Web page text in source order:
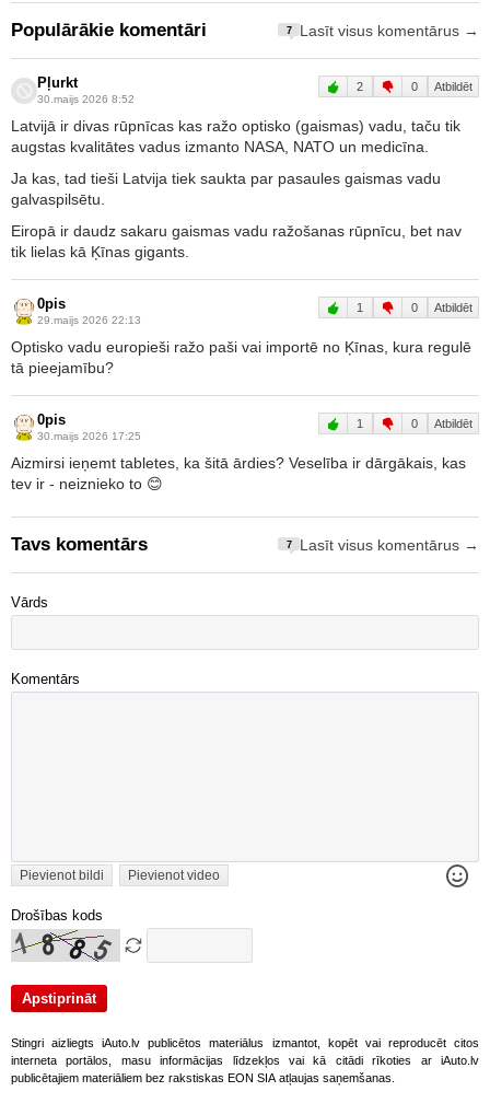
Populārākie komentāri 7 Lasīt visus komentārus →
Pļurkt
30.maijs 2026 8:52
2 0 Atbildēt
Latvijā ir divas rūpnīcas kas ražo optisko (gaismas) vadu, taču tik
augstas kvalitātes vadus izmanto NASA, NATO un medicīna.
Ja kas, tad tieši Latvija tiek saukta par pasaules gaismas vadu
galvaspilsētu.
Eiropā ir daudz sakaru gaismas vadu ražošanas rūpnīcu, bet nav
tik lielas kā Ķīnas gigants.
0pis
29.maijs 2026 22:13
1 0 Atbildēt
Optisko vadu europieši ražo paši vai importē no Ķīnas, kura regulē
tā pieejamību?
0pis
30.maijs 2026 17:25
1 0 Atbildēt
Aizmirsi ieņemt tabletes, ka šitā ārdies? Veselība ir dārgākais, kas
tev ir - neiznieko to 😊
Tavs komentārs 7 Lasīt visus komentārus →
Vārds
Komentārs
Pievienot bildi Pievienot video
Drošības kods
Stingri aizliegts iAuto.lv publicētos materiālus izmantot, kopēt vai reproducēt citos
interneta portālos, masu informācijas līdzekļos vai kā citādi rīkoties ar iAuto.lv
publicētajiem materiāliem bez rakstiskas EON SIA atļaujas saņemšanas.